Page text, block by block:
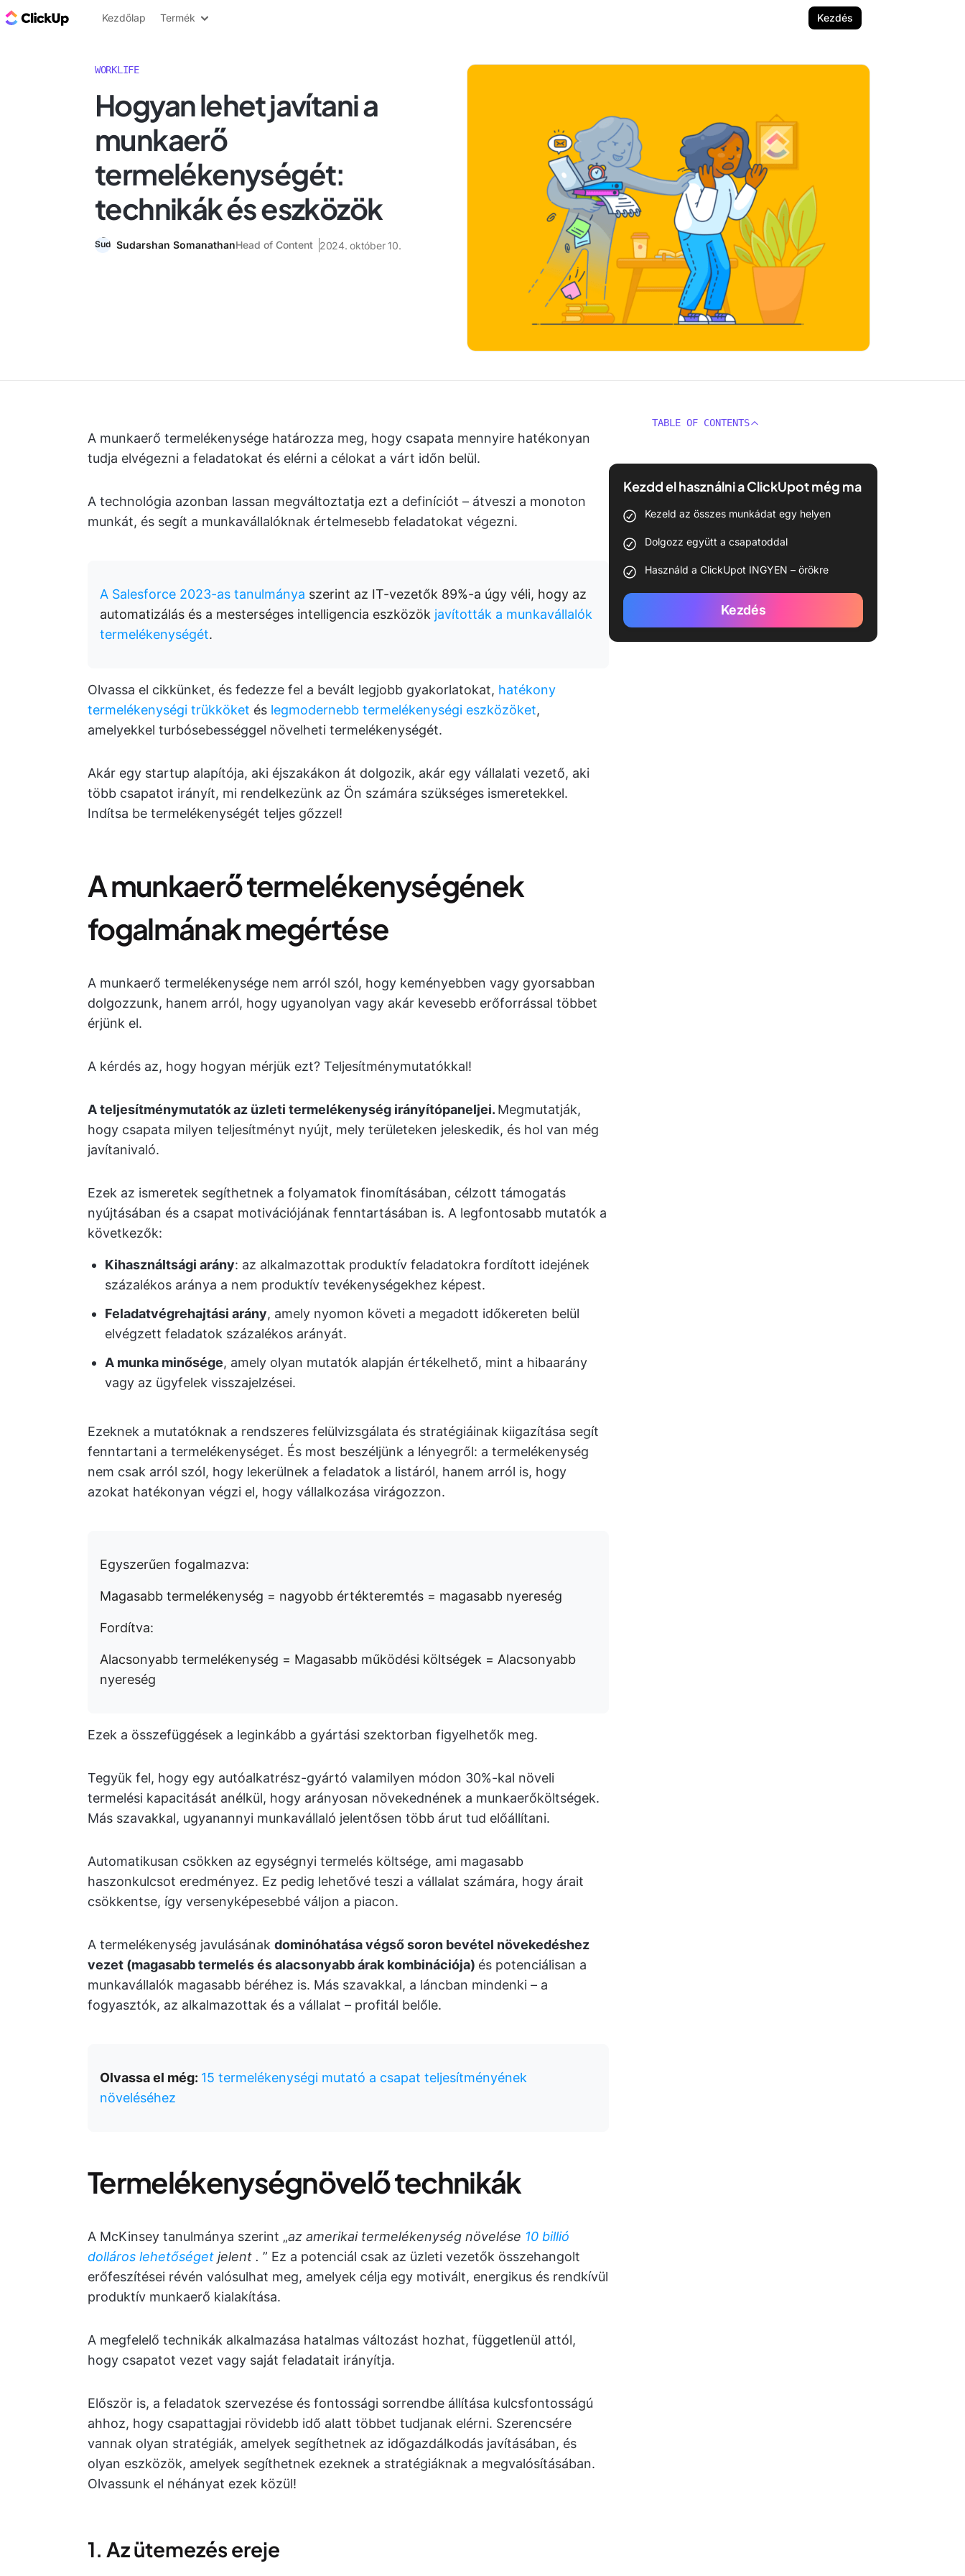
ClickUp blog
Kezdőlap Termék Kezdés
WORKLIFE
Hogyan lehet javítani a
munkaerő
termelékenységét:
technikák és eszközök
Sudarshan SomanathanHead of Content 2024. október 10.
A munkaerő termelékenysége határozza meg, hogy csapata mennyire hatékonyan
tudja elvégezni a feladatokat és elérni a célokat a várt időn belül.
A technológia azonban lassan megváltoztatja ezt a definíciót – átveszi a monoton
munkát, és segít a munkavállalóknak értelmesebb feladatokat végezni.
A Salesforce 2023-as tanulmánya szerint az IT-vezetők 89%-a úgy véli, hogy az
automatizálás és a mesterséges intelligencia eszközök javították a munkavállalók
termelékenységét.
Olvassa el cikkünket, és fedezze fel a bevált legjobb gyakorlatokat, hatékony
termelékenységi trükköket és legmodernebb termelékenységi eszközöket,
amelyekkel turbósebességgel növelheti termelékenységét.
Akár egy startup alapítója, aki éjszakákon át dolgozik, akár egy vállalati vezető, aki
több csapatot irányít, mi rendelkezünk az Ön számára szükséges ismeretekkel.
Indítsa be termelékenységét teljes gőzzel!
A munkaerő termelékenységének
fogalmának megértése
A munkaerő termelékenysége nem arról szól, hogy keményebben vagy gyorsabban
dolgozzunk, hanem arról, hogy ugyanolyan vagy akár kevesebb erőforrással többet
érjünk el.
A kérdés az, hogy hogyan mérjük ezt? Teljesítménymutatókkal!
A teljesítménymutatók az üzleti termelékenység irányítópaneljei. Megmutatják,
hogy csapata milyen teljesítményt nyújt, mely területeken jeleskedik, és hol van még
javítanivaló.
Ezek az ismeretek segíthetnek a folyamatok finomításában, célzott támogatás
nyújtásában és a csapat motivációjának fenntartásában is. A legfontosabb mutatók a
következők:
Kihasználtsági arány: az alkalmazottak produktív feladatokra fordított idejének
százalékos aránya a nem produktív tevékenységekhez képest.
Feladatvégrehajtási arány, amely nyomon követi a megadott időkereten belül
elvégzett feladatok százalékos arányát.
A munka minősége, amely olyan mutatók alapján értékelhető, mint a hibaarány
vagy az ügyfelek visszajelzései.
Ezeknek a mutatóknak a rendszeres felülvizsgálata és stratégiáinak kiigazítása segít
fenntartani a termelékenységet. És most beszéljünk a lényegről: a termelékenység
nem csak arról szól, hogy lekerülnek a feladatok a listáról, hanem arról is, hogy
azokat hatékonyan végzi el, hogy vállalkozása virágozzon.
Egyszerűen fogalmazva:
Magasabb termelékenység = nagyobb értékteremtés = magasabb nyereség
Fordítva:
Alacsonyabb termelékenység = Magasabb működési költségek = Alacsonyabb
nyereség
Ezek a összefüggések a leginkább a gyártási szektorban figyelhetők meg.
Tegyük fel, hogy egy autóalkatrész-gyártó valamilyen módon 30%-kal növeli
termelési kapacitását anélkül, hogy arányosan növekednének a munkaerőköltségek.
Más szavakkal, ugyanannyi munkavállaló jelentősen több árut tud előállítani.
Automatikusan csökken az egységnyi termelés költsége, ami magasabb
haszonkulcsot eredményez. Ez pedig lehetővé teszi a vállalat számára, hogy árait
csökkentse, így versenyképesebbé váljon a piacon.
A termelékenység javulásának dominóhatása végső soron bevétel növekedéshez
vezet (magasabb termelés és alacsonyabb árak kombinációja) és potenciálisan a
munkavállalók magasabb béréhez is. Más szavakkal, a láncban mindenki – a
fogyasztók, az alkalmazottak és a vállalat – profitál belőle.
Olvassa el még: 15 termelékenységi mutató a csapat teljesítményének
növeléséhez
Termelékenységnövelő technikák
A McKinsey tanulmánya szerint „az amerikai termelékenység növelése 10 billió
dolláros lehetőséget jelent . ” Ez a potenciál csak az üzleti vezetők összehangolt
erőfeszítései révén valósulhat meg, amelyek célja egy motivált, energikus és rendkívül
produktív munkaerő kialakítása.
A megfelelő technikák alkalmazása hatalmas változást hozhat, függetlenül attól,
hogy csapatot vezet vagy saját feladatait irányítja.
Először is, a feladatok szervezése és fontossági sorrendbe állítása kulcsfontosságú
ahhoz, hogy csapattagjai rövidebb idő alatt többet tudjanak elérni. Szerencsére
vannak olyan stratégiák, amelyek segíthetnek az időgazdálkodás javításában, és
olyan eszközök, amelyek segíthetnek ezeknek a stratégiáknak a megvalósításában.
Olvassunk el néhányat ezek közül!
1. Az ütemezés ereje
TABLE OF CONTENTS
Kezdd el használni a ClickUpot még ma
Kezeld az összes munkádat egy helyen
Dolgozz együtt a csapatoddal
Használd a ClickUpot INGYEN – örökre
Kezdés